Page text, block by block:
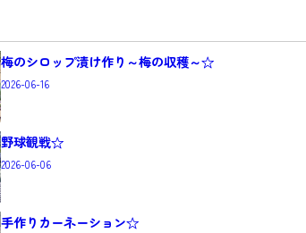
梅のシロップ漬け作り～梅の収穫～☆
2026-06-16
野球観戦☆
2026-06-06
手作りカーネーション☆